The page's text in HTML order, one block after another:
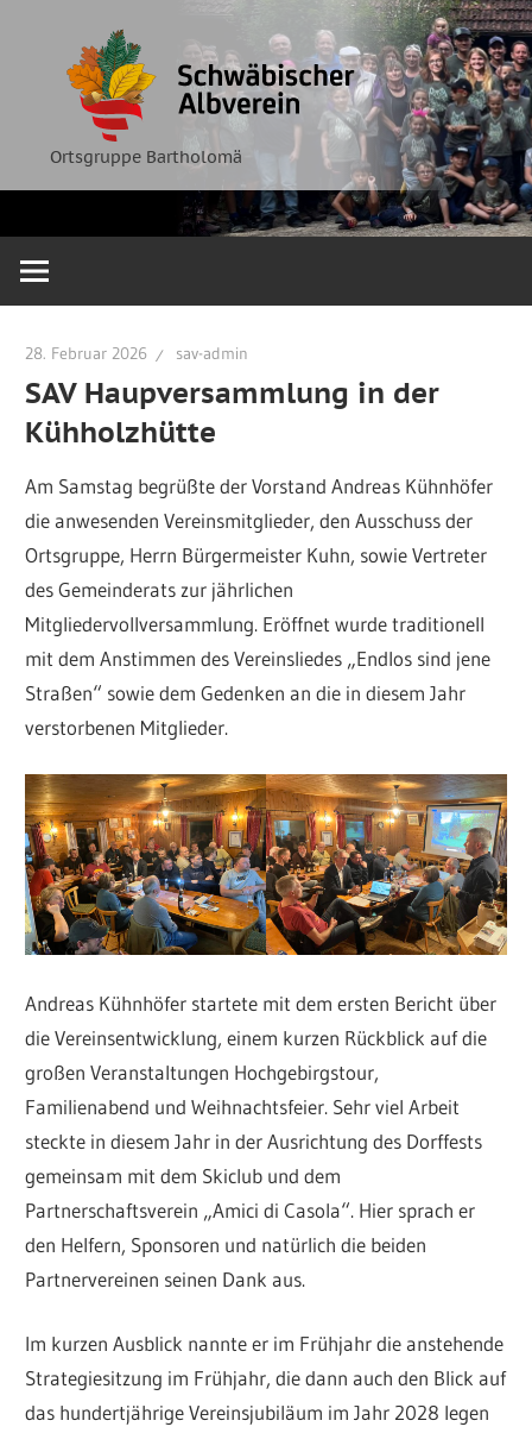
springen
Ortsgruppe Bartholomä
Albverein
Ortsgruppe
Bartholomä
28. Februar 2026 sav-admin
SAV Haupversammlung in der
Kühholzhütte
Am Samstag begrüßte der Vorstand Andreas Kühnhöfer
die anwesenden Vereinsmitglieder, den Ausschuss der
Ortsgruppe, Herrn Bürgermeister Kuhn, sowie Vertreter
des Gemeinderats zur jährlichen
Mitgliedervollversammlung. Eröffnet wurde traditionell
mit dem Anstimmen des Vereinsliedes „Endlos sind jene
Straßen“ sowie dem Gedenken an die in diesem Jahr
verstorbenen Mitglieder.
Andreas Kühnhöfer startete mit dem ersten Bericht über
die Vereinsentwicklung, einem kurzen Rückblick auf die
großen Veranstaltungen Hochgebirgstour,
Familienabend und Weihnachtsfeier. Sehr viel Arbeit
steckte in diesem Jahr in der Ausrichtung des Dorffests
gemeinsam mit dem Skiclub und dem
Partnerschaftsverein „Amici di Casola“. Hier sprach er
den Helfern, Sponsoren und natürlich die beiden
Partnervereinen seinen Dank aus.
Im kurzen Ausblick nannte er im Frühjahr die anstehende
Strategiesitzung im Frühjahr, die dann auch den Blick auf
das hundertjährige Vereinsjubiläum im Jahr 2028 legen